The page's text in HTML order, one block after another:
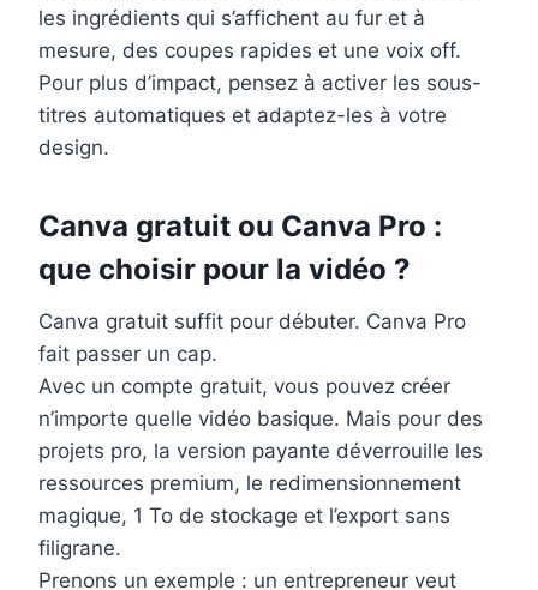
les ingrédients qui s’affichent au fur et à
mesure, des coupes rapides et une voix off.
Pour plus d’impact, pensez à activer les sous-
titres automatiques et adaptez-les à votre
design.
Canva gratuit ou Canva Pro :
que choisir pour la vidéo ?
Canva gratuit suffit pour débuter. Canva Pro
fait passer un cap.
Avec un compte gratuit, vous pouvez créer
n’importe quelle vidéo basique. Mais pour des
projets pro, la version payante déverrouille les
ressources premium, le redimensionnement
magique, 1 To de stockage et l’export sans
filigrane.
Prenons un exemple : un entrepreneur veut